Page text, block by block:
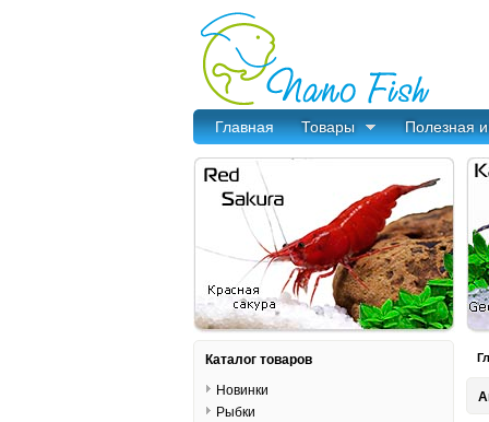
Главная Товары Полезная
Каталог товаров
Новинки
Рыбки